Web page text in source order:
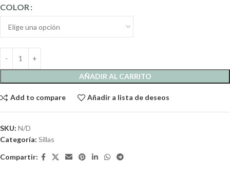
COLOR
AÑADIR AL CARRITO
Add to compare Añadir a lista de deseos
SKU: N/D
Categoría: Sillas
Compartir: